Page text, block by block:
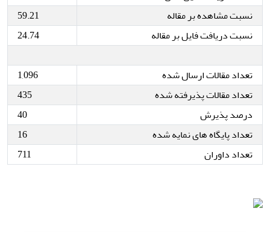
نسبت مشاهده بر مقاله
59.21
نسبت دریافت فایل بر مقاله
24.74
تعداد مقالات ارسال شده
1,096
تعداد مقالات پذیرفته شده
435
درصد پذیرش
40
تعداد پایگاه های نمایه شده
16
تعداد داوران
711